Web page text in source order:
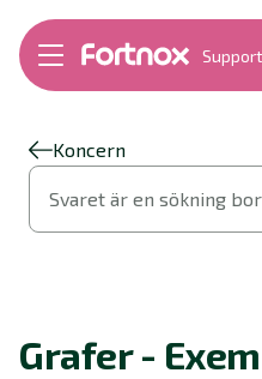
Support
Bokföring
Fakturering
Byt till Fortnox
Felsökning
Support Play
Koncern
Svaret är en sökning
Grafer -